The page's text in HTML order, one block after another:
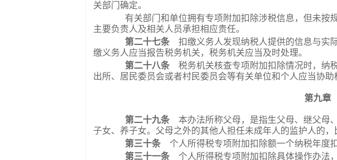
关部门确定。
有关部门和单位拥有专项附加扣除涉税信息，但未按
主要负责人及相关人员承担相应责任。
第二十七条 扣缴义务人发现纳税人提供的信息与实
缴义务人应当报告税务机关，税务机关应当及时处理。
第二十八条 税务机关核查专项附加扣除情况时，纳
出所、居民委员会或者村民委员会等有关单位和个人应当协助
第九
第二十九条 本办法所称父母，是指生父母、继父母
子女、养子女。父母之外的其他人担任未成年人的监护人的，
第三十条 个人所得税专项附加扣除额一个纳税年度
第三十一条 个人所得税专项附加扣除具体操作办法